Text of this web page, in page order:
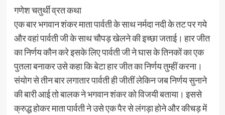
गणेश चतुर्थी व्रत कथा
एक बार भगवान शंकर माता पार्वती के साथ नर्मदा नदी के तट पर गये
और वहां पार्वती जी के साथ चौपड़ खेलने की इच्छा जताई। हार जीत
का निर्णय कौन करे इसके लिए पार्वती जी ने घास के तिनकों का एक
पुतला बनाकर उसे कहा कि बेटा हार जीत का निर्णय तुम्हीं करना।
संयोग से तीन बार लगातार पार्वती ही जीतीं लेकिन जब निर्णय सुनाने
की बारी आई तो बालक ने भगवान शंकर को विजयी बताया। इससे
क्रुद्ध होकर माता पार्वती ने उसे एक पैर से लंगड़ा होने और कीचड़ में